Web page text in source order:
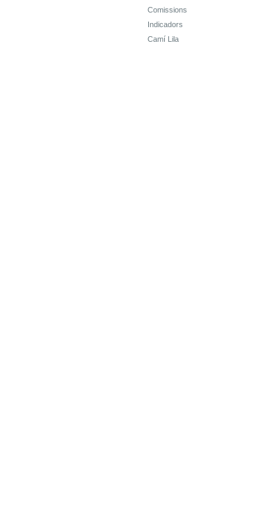
Comissions
Indicadors
Camí Lila